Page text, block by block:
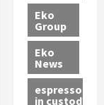
Eko
Group
Eko
News
espressoare
in custodie